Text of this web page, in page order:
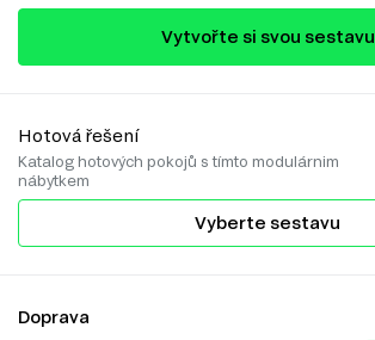
Vytvořte si svou sestavu
Hotová řešení
Katalog hotových pokojů s tímto modulárnim
nábytkem
Vyberte sestavu
Doprava